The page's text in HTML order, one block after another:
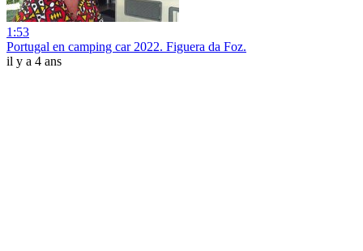
1:53
Portugal en camping car 2022. Figuera da Foz.
il y a 4 ans